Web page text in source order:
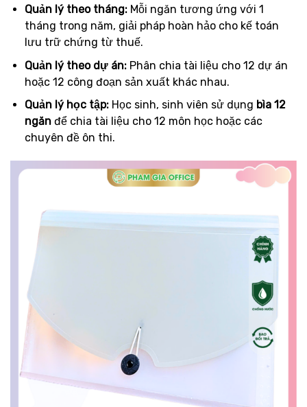
Quản lý theo tháng:Mỗi ngăn tương ứng với 1
tháng trong năm, giải pháp hoàn hảo cho kế toán
lưu trữ chứng từ thuế.
Quản lý theo dự án:Phân chia tài liệu cho 12 dự án
hoặc 12 công đoạn sản xuất khác nhau.
Quản lý học tập:Học sinh, sinh viên sử dụng bìa 12
ngănđể chia tài liệu cho 12 môn học hoặc các
chuyên đề ôn thi.